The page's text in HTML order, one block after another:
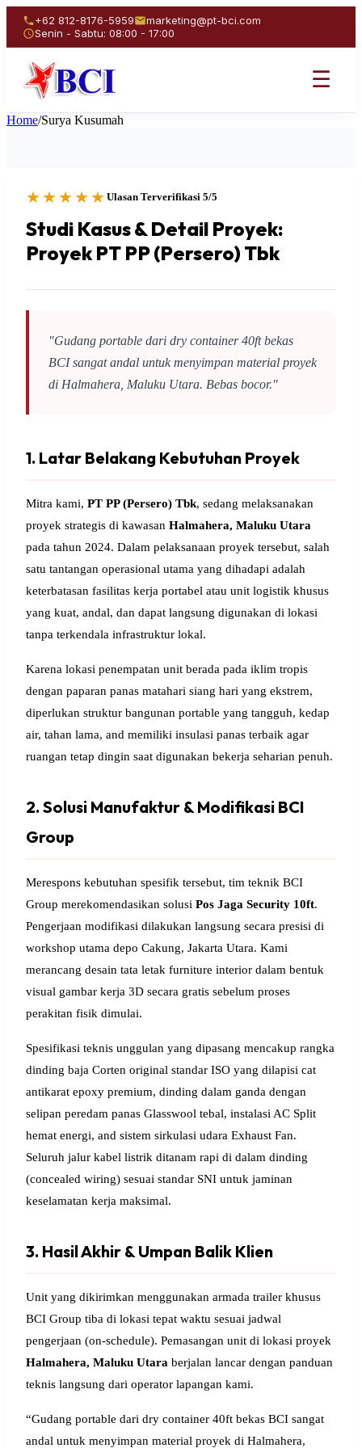
+62 812-8176-5959
marketing@pt-bci.com
Senin - Sabtu: 08:00 - 17:00
☰
Home/Surya Kusumah
★★★★★ Ulasan Terverifikasi 5/5
Studi Kasus & Detail Proyek:
Proyek PT PP (Persero) Tbk
"Gudang portable dari dry container 40ft bekas
BCI sangat andal untuk menyimpan material proyek
di Halmahera, Maluku Utara. Bebas bocor."
1. Latar Belakang Kebutuhan Proyek
Mitra kami, PT PP (Persero) Tbk, sedang melaksanakan
proyek strategis di kawasan Halmahera, Maluku Utara
pada tahun 2024. Dalam pelaksanaan proyek tersebut, salah
satu tantangan operasional utama yang dihadapi adalah
keterbatasan fasilitas kerja portabel atau unit logistik khusus
yang kuat, andal, dan dapat langsung digunakan di lokasi
tanpa terkendala infrastruktur lokal.
Karena lokasi penempatan unit berada pada iklim tropis
dengan paparan panas matahari siang hari yang ekstrem,
diperlukan struktur bangunan portable yang tangguh, kedap
air, tahan lama, and memiliki insulasi panas terbaik agar
ruangan tetap dingin saat digunakan bekerja seharian penuh.
2. Solusi Manufaktur & Modifikasi BCI
Group
Merespons kebutuhan spesifik tersebut, tim teknik BCI
Group merekomendasikan solusi Pos Jaga Security 10ft.
Pengerjaan modifikasi dilakukan langsung secara presisi di
workshop utama depo Cakung, Jakarta Utara. Kami
merancang desain tata letak furniture interior dalam bentuk
visual gambar kerja 3D secara gratis sebelum proses
perakitan fisik dimulai.
Spesifikasi teknis unggulan yang dipasang mencakup rangka
dinding baja Corten original standar ISO yang dilapisi cat
antikarat epoxy premium, dinding dalam ganda dengan
selipan peredam panas Glasswool tebal, instalasi AC Split
hemat energi, and sistem sirkulasi udara Exhaust Fan.
Seluruh jalur kabel listrik ditanam rapi di dalam dinding
(concealed wiring) sesuai standar SNI untuk jaminan
keselamatan kerja maksimal.
3. Hasil Akhir & Umpan Balik Klien
Unit yang dikirimkan menggunakan armada trailer khusus
BCI Group tiba di lokasi tepat waktu sesuai jadwal
pengerjaan (on-schedule). Pemasangan unit di lokasi proyek
Halmahera, Maluku Utara berjalan lancar dengan panduan
teknis langsung dari operator lapangan kami.
“Gudang portable dari dry container 40ft bekas BCI sangat
andal untuk menyimpan material proyek di Halmahera,